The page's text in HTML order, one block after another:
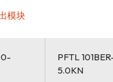
模块
PFTL
5.0KN